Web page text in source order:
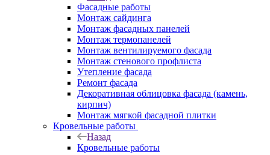
Фасадные работы
Монтаж сайдинга
Монтаж фасадных панелей
Монтаж термопанелей
Монтаж вентилируемого фасада
Монтаж стенового профлиста
Утепление фасада
Ремонт фасада
Декоративная облицовка фасада (камень,
кирпич)
Монтаж мягкой фасадной плитки
Кровельные работы
Назад
Кровельные работы